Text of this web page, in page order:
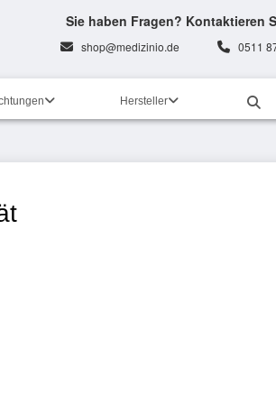
Sie haben Fragen? Kontaktieren
shop@medizinio.de 0511
Hersteller